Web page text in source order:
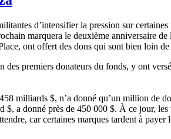
d’intensifier la pression sur
marquera le deuxième anniversaire
ont offert des dons qui sont bien loin de
premiers donateurs du fonds, y ont
milliards $, n’a donné qu’un million de
a donné près de 450 000 $. À ce jour,
car certaines marques tardent à